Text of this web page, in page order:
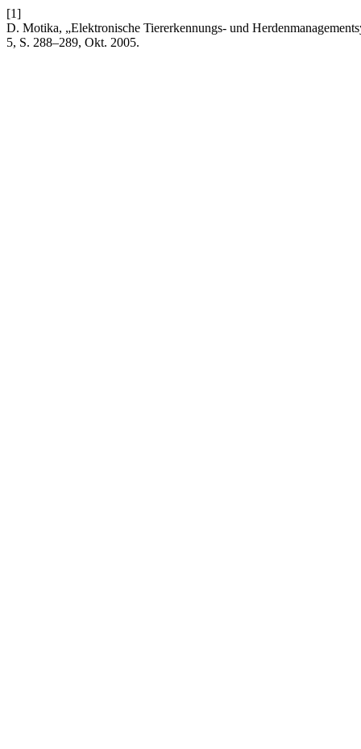
[1]
D. Motika, „Elektronische Tiererkennungs- und
5, S. 288–289, Okt. 2005.